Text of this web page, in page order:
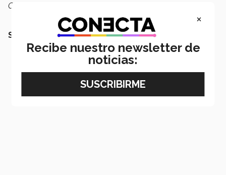
Con información de: Renata Chávez y Olga Fernanda
SIGUE LEYENDO
×
Recibe nuestro newsletter de
noticias: